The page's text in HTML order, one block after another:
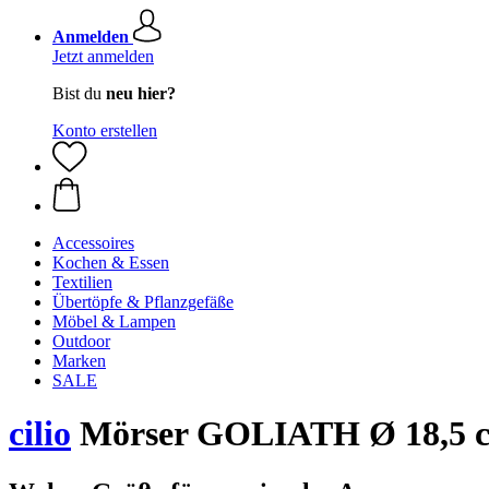
Anmelden
Jetzt anmelden
Bist du neu hier?
Konto erstellen
Accessoires
Kochen & Essen
Textilien
Übertöpfe & Pflanzgefäße
Möbel & Lampen
Outdoor
Marken
SALE
cilio Mörser GOLIATH Ø 18,5